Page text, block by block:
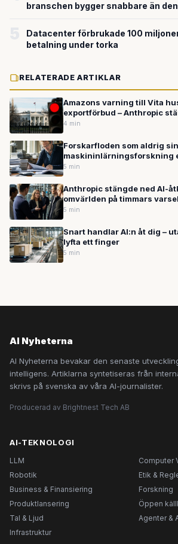
branschen bygger snabbare än
Datacenter förbrukade 100
betalning under torka
RELATERADE ARTIKLAR
Amazons varning till Vita
exportförbud – Anthropic
modellerna globalt och
4 min
Forskarfloden som aldrig
maskininlärningsforskning
någonstans?
5 min
Anthropic stängde ned AI-
omvärlden på timmars
Sverige sina krafter
5 min
Snart handlar AI:n åt dig –
lyfta ett finger
5 min
AI Nyheterna
AI Nyheterna bevakar den senaste
intelligens. Artiklarna syntetiseras från
skrivs på svenska av våra AI-journalister.
Producerad av Brightnest Tech AB
AI-TEKNOLOGI
LLM
Computer
Robotik
Etik &
Business & Finansiering
Forskning
Produktlansering
Öppen
Tal & Ljud
Agenter &
Infrastruktur